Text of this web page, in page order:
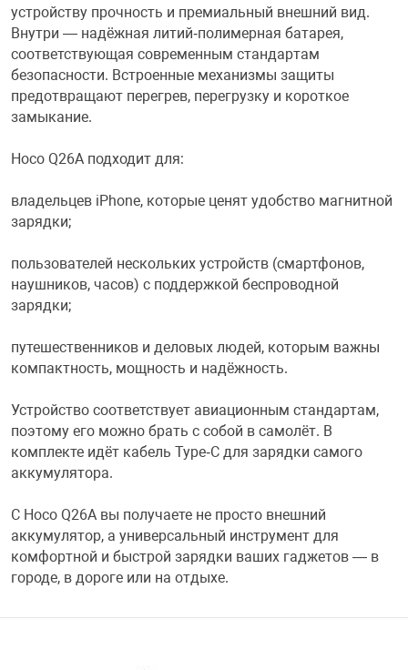
устройству прочность и премиальный внешний вид.
Внутри — надёжная литий‑полимерная батарея,
соответствующая современным стандартам
безопасности. Встроенные механизмы защиты
предотвращают перегрев, перегрузку и короткое
замыкание.
Hoco Q26A подходит для:
владельцев iPhone, которые ценят удобство магнитной
зарядки;
пользователей нескольких устройств (смартфонов,
наушников, часов) с поддержкой беспроводной
зарядки;
путешественников и деловых людей, которым важны
компактность, мощность и надёжность.
Устройство соответствует авиационным стандартам,
поэтому его можно брать с собой в самолёт. В
комплекте идёт кабель Type‑C для зарядки самого
аккумулятора.
С Hoco Q26A вы получаете не просто внешний
аккумулятор, а универсальный инструмент для
комфортной и быстрой зарядки ваших гаджетов — в
городе, в дороге или на отдыхе.